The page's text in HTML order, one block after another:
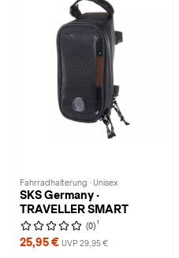
Fahrradhalterung · Unisex
SKS Germany ·
TRAVELLER SMART
(0) 1
25,95 € UVP 29,95 €